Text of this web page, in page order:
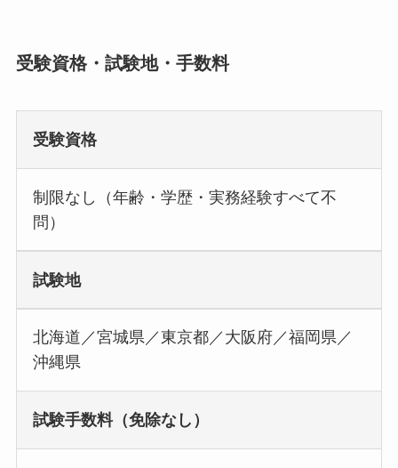
受験資格・試験地・手数料
受験資格
制限なし（年齢・学歴・実務経験すべて不
問）
試験地
北海道／宮城県／東京都／大阪府／福岡県／
沖縄県
試験手数料（免除なし）